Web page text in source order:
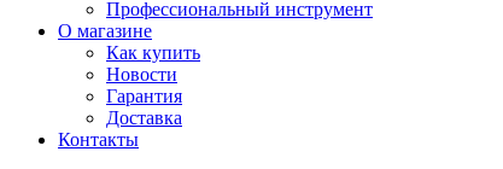
Профессиональный инструмент
О магазине
Как купить
Новости
Гарантия
Доставка
Контакты